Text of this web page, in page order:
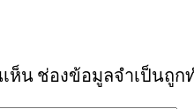
ห็น ช่องข้อมูลจำเป็นถูก